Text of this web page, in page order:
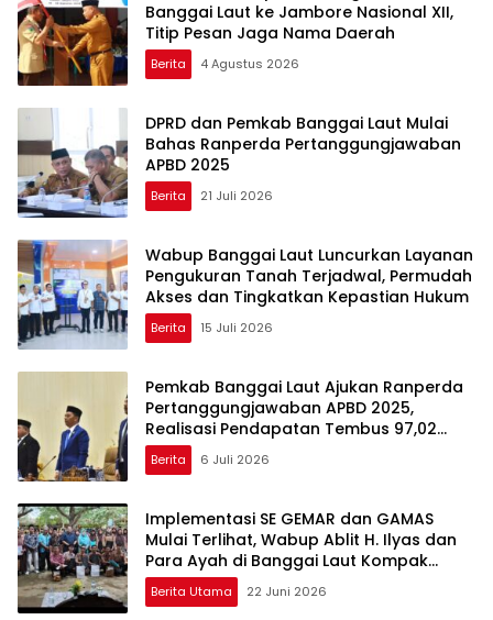
Banggai Laut ke Jambore Nasional XII,
Titip Pesan Jaga Nama Daerah
Berita 4 Agustus 2026
DPRD dan Pemkab Banggai Laut Mulai
Bahas Ranperda Pertanggungjawaban
APBD 2025
Berita 21 Juli 2026
Wabup Banggai Laut Luncurkan Layanan
Pengukuran Tanah Terjadwal, Permudah
Akses dan Tingkatkan Kepastian Hukum
Berita 15 Juli 2026
Pemkab Banggai Laut Ajukan Ranperda
Pertanggungjawaban APBD 2025,
Realisasi Pendapatan Tembus 97,02
Persen
Berita 6 Juli 2026
Implementasi SE GEMAR dan GAMAS
Mulai Terlihat, Wabup Ablit H. Ilyas dan
Para Ayah di Banggai Laut Kompak
Ambil Rapor Anak
Berita Utama 22 Juni 2026